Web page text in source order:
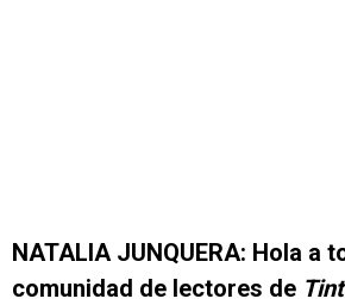
NATALIA JUNQUERA: Hola a
comunidad de lectores de